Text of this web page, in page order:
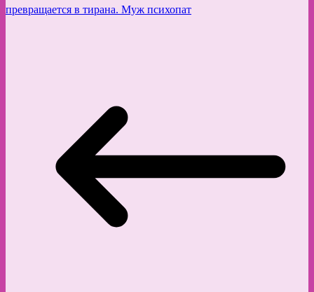
превращается в тирана. Муж психопат